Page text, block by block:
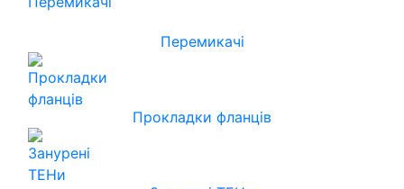
Перемикачі
Прокладки фланців